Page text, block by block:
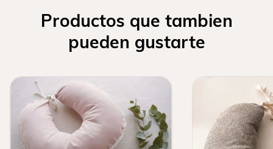
Productos que tambien
pueden gustarte